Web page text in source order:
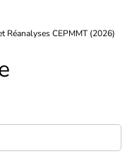
Réanalyses CEPMMT (2026)